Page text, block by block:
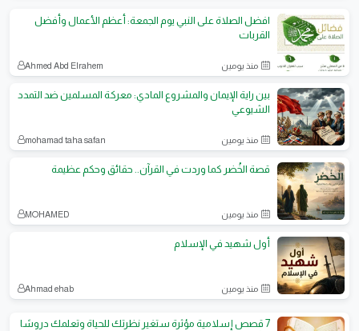
افضل الصلاة على النبي يوم الجمعة: أعظم الأعمال وأفضل
القربات
منذ يومين Ahmed Abd Elrahem
بين راية الإيمان والمشروع المادي: معركة المسلمين ضد التمدد
الشيوعي
منذ يومين mohamad taha safan
قصة الخُضر كما وردت في القرآن.. حقائق وحكم عظيمة
منذ يومين MOHAMED
أول شهيد في الإسلام
منذ يومين Ahmad ehab
7 قصص إسلامية مؤثرة ستغير نظرتك للحياة وتعلمك دروسًا